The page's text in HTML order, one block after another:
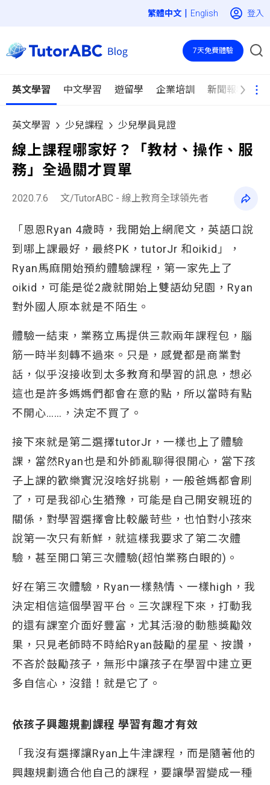
| English 登入
英文學習 中文學習 遊留學 企業培訓 新聞報導
7天免費體驗
英文學習 少兒課程 少兒學員見證
線上課程哪家好？「教材、操作、服
務」全過關才買單
2020.7.6 文/TutorABC - 線上教育全球領先者
「恩恩Ryan 4歲時，我開始上網爬文，英語口說
到哪上課最好，最終PK，tutorJr 和oikid」，
Ryan馬麻開始預約體驗課程，第一家先上了
oikid，可能是從2歲就開始上雙語幼兒園，Ryan
對外國人原本就是不陌生。
體驗一結束，業務立馬提供三款兩年課程包，腦
筋一時半刻轉不過來。只是，感覺都是商業對
話，似乎沒接收到太多教育和學習的訊息，想必
這也是許多媽媽們都會在意的點，所以當時有點
不開心……，決定不買了。
接下來就是第二選擇tutorJr，一樣也上了體驗
課，當然Ryan也是和外師亂聊得很開心，當下孩
子上課的歡樂實況沒啥好挑剔，一般爸媽都會刷
了，可是我卻心生猶豫，可能是自己開安親班的
關係，對學習選擇會比較嚴苛些，也怕對小孩來
說第一次只有新鮮，就這樣我要求了第二次體
驗，甚至開口第三次體驗(超怕業務白眼的)。
好在第三次體驗，Ryan一樣熱情、一樣high，我
決定相信這個學習平台。三次課程下來，打動我
的還有課室介面好豐富，尤其活潑的動態獎勵效
果，只見老師時不時給Ryan鼓勵的星星、按讚，
不吝於鼓勵孩子，無形中讓孩子在學習中建立更
多自信心，沒錯！就是它了。
依孩子興趣規劃課程 學習有趣才有效
「我沒有選擇讓Ryan上牛津課程，而是隨著他的
興趣規劃適合他自己的課程，要讓學習變成一種